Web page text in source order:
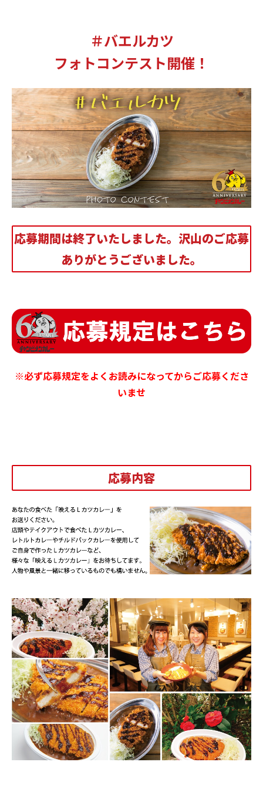
＃バエルカツ
フォトコンテスト開催！
応募期間は終了いたしました。 沢山のご応募
ありがとうございました。
※必ず応募規定をよくお読みになってからご応募くださ
いませ
応募内容